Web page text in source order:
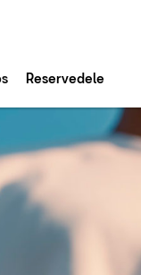
Reservedele